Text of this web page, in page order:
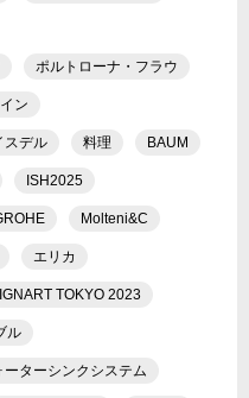
ポルトローナ・フラウ
ン
スデル 料理 BAUM
ISH2025
Molteni&C
エリカ
TOKYO 2023
ル
ーターシンクシステム